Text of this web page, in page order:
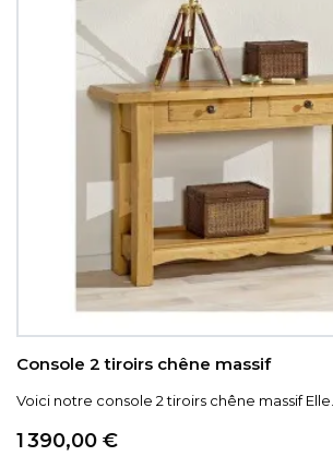
Console 2 tiroirs chêne massif
Voici notre console 2 tiroirs chêne massif Elle...
Prix
1 390,00 €